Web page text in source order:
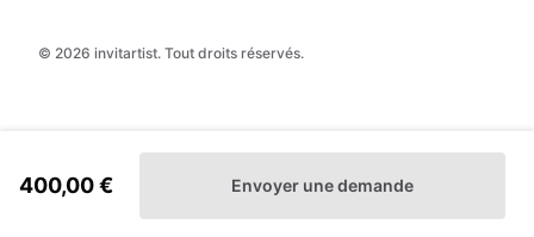
400,00 € Envoyer une demande
© 2026 invitartist. Tout droits réservés.